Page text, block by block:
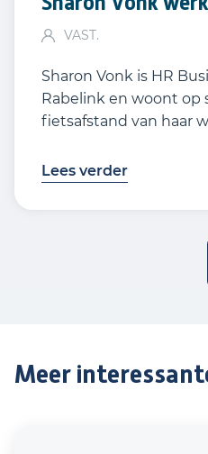
VAST.
Sharon Vonk is HR
Rabelink en woont op
fietsafstand van haar
Lees verder
Meer